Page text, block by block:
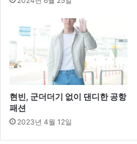
현빈, 군더더기 없이 댄디한 공항
패션
2023년 4월 12일